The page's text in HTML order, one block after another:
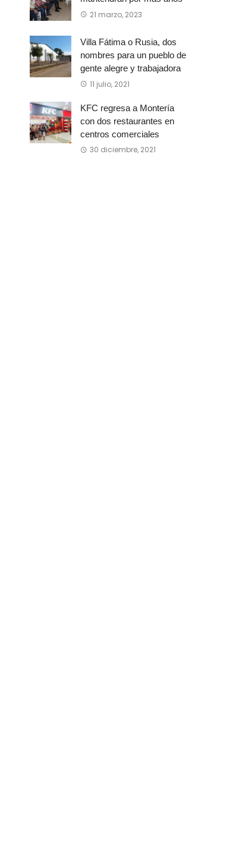
21 marzo, 2023
Villa Fátima o Rusia, dos
nombres para un pueblo de
gente alegre y trabajadora
11 julio, 2021
KFC regresa a Montería
con dos restaurantes en
centros comerciales
30 diciembre, 2021